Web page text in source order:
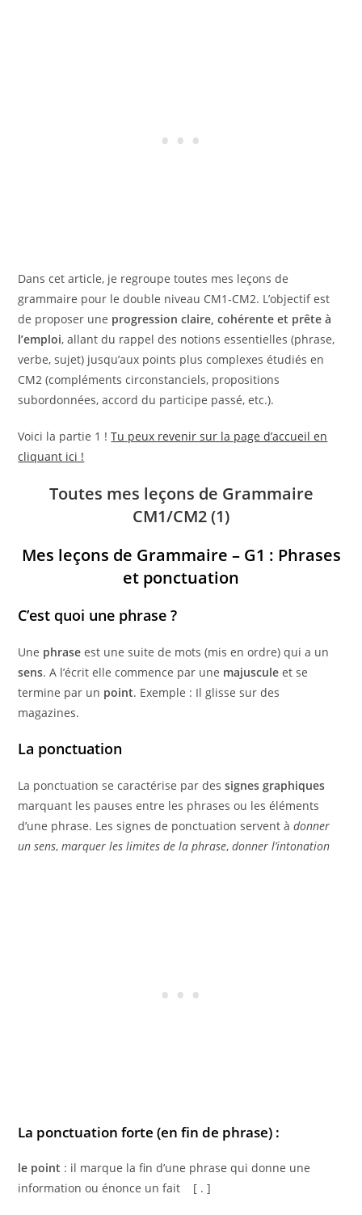
Dans cet article, je regroupe toutes mes leçons de
grammaire pour le double niveau CM1‑CM2. L’objectif est
de proposer une progression claire, cohérente et prête à
l’emploi, allant du rappel des notions essentielles (phrase,
verbe, sujet) jusqu’aux points plus complexes étudiés en
CM2 (compléments circonstanciels, propositions
subordonnées, accord du participe passé, etc.).
Voici la partie 1 !Tu peux revenir sur la page d’accueil en
cliquant ici !
Toutes mes leçons de Grammaire
CM1/CM2 (1)
Mes leçons de Grammaire – G1 : Phrases
et ponctuation
C’est quoi une phrase ?
Une phrase est une suite de mots (mis en ordre) qui a un
sens. A l’écrit elle commence par une majuscule et se
termine par un point. Exemple : Il glisse sur des
magazines.
La ponctuation
La ponctuation se caractérise par dessignes graphiques
marquant les pauses entre les phrases ou les éléments
d’une phrase. Les signes de ponctuation servent àdonner
un sens,marquer les limites de la phrase,donner l’intonation
La ponctuation forte (en fin de phrase) :
le point : il marque la fin d’une phrase qui donne une
information ou énonce un fait [ . ]